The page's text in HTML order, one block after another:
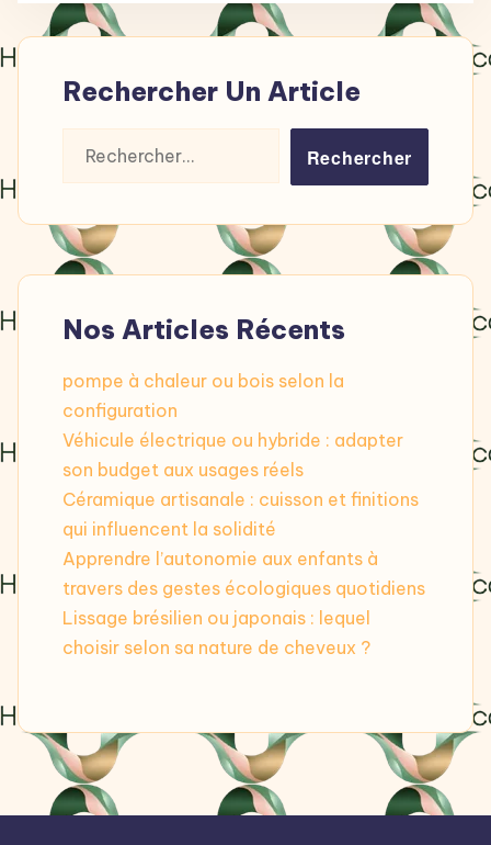
Rechercher Un Article
Nos Articles Récents
pompe à chaleur ou bois selon la
configuration
Véhicule électrique ou hybride : adapter
son budget aux usages réels
Céramique artisanale : cuisson et finitions
qui influencent la solidité
Apprendre l’autonomie aux enfants à
travers des gestes écologiques quotidiens
Lissage brésilien ou japonais : lequel
choisir selon sa nature de cheveux ?